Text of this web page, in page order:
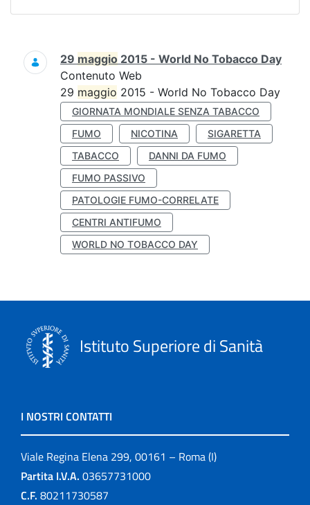
Ricerca
29 maggio 2015 - World No Tobacco Day
Contenuto Web
29 maggio 2015 - World No Tobacco Day
GIORNATA MONDIALE SENZA TABACCO
FUMO
NICOTINA
SIGARETTA
TABACCO
DANNI DA FUMO
FUMO PASSIVO
PATOLOGIE FUMO-CORRELATE
CENTRI ANTIFUMO
WORLD NO TOBACCO DAY
Istituto Superiore di Sanità
I NOSTRI CONTATTI
Viale Regina Elena 299, 00161 – Roma (I)
Partita I.V.A. 03657731000
C.F. 80211730587